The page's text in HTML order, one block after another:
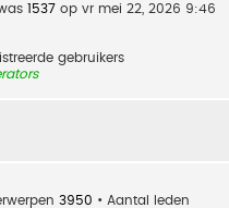
1537 op vr mei 22, 2026 9:46
gebruikers
3950 • Aantal leden